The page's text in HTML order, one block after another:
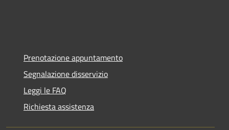
Prenotazione appuntamento
Segnalazione disservizio
Leggi le FAQ
Richiesta assistenza